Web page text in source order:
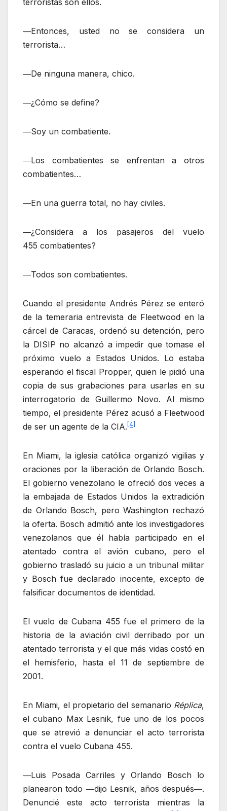
terroristas son ellos.
―Entonces, usted no se considera un
terrorista…
―De ninguna manera, chico.
―¿Cómo se define?
―Soy un combatiente.
―Los combatientes se enfrentan a otros
combatientes…
―En una guerra total, no hay civiles.
―¿Considera a los pasajeros del vuelo
455 combatientes?
―Todos son combatientes.
Cuando el presidente Andrés Pérez se enteró
de la temeraria entrevista de Fleetwood en la
cárcel de Caracas, ordenó su detención, pero
la DISIP no alcanzó a impedir que tomase el
próximo vuelo a Estados Unidos. Lo estaba
esperando el fiscal Propper, quien le pidió una
copia de sus grabaciones para usarlas en su
interrogatorio de Guillermo Novo. Al mismo
tiempo, el presidente Pérez acusó a Fleetwood
de ser un agente de la CIA. [4]
En Miami, la iglesia católica organizó vigilias y
oraciones por la liberación de Orlando Bosch.
El gobierno venezolano le ofreció dos veces a
la embajada de Estados Unidos la extradición
de Orlando Bosch, pero Washington rechazó
la oferta. Bosch admitió ante los investigadores
venezolanos que él había participado en el
atentado contra el avión cubano, pero el
gobierno trasladó su juicio a un tribunal militar
y Bosch fue declarado inocente, excepto de
falsificar documentos de identidad.
El vuelo de Cubana 455 fue el primero de la
historia de la aviación civil derribado por un
atentado terrorista y el que más vidas costó en
el hemisferio, hasta el 11 de septiembre de
2001.
En Miami, el propietario del semanario Réplica,
el cubano Max Lesnik, fue uno de los pocos
que se atrevió a denunciar el acto terrorista
contra el vuelo Cubana 455.
―Luis Posada Carriles y Orlando Bosch lo
planearon todo ―dijo Lesnik, años después―.
Denuncié este acto terrorista mientras la